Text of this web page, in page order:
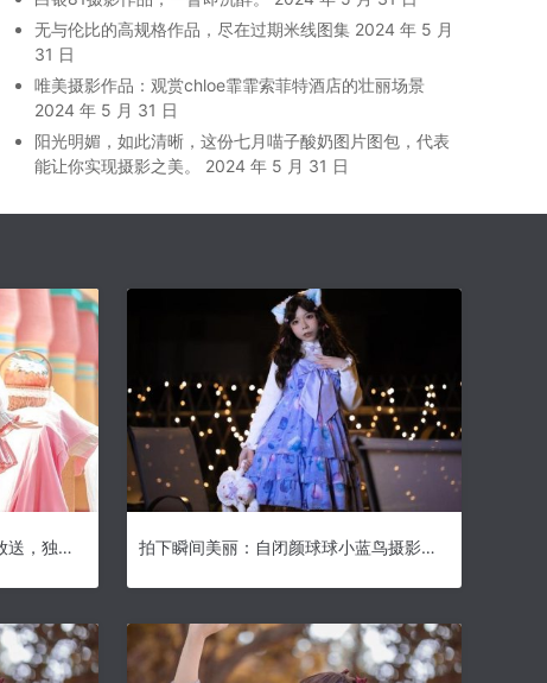
无与伦比的高规格作品，尽在过期米线图集 2024 年 5 月
31 日
唯美摄影作品：观赏chloe霏霏索菲特酒店的壮丽场景
2024 年 5 月 31 日
阳光明媚，如此清晰，这份七月喵子酸奶图片图包，代表
能让你实现摄影之美。
2024 年 5 月 31 日
自闭颜球球私人照片大片美图放送，独家首发啦 拍下瞬间美丽：自闭颜球球小蓝鸟摄影原图珍藏。